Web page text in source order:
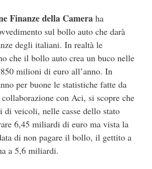
Finanze della Camera ha
sul bollo auto che darà
degli italiani. In realtà le
che il bollo auto crea un buco nelle
milioni di euro all’anno. In
per buone le statistiche fatte da
con Aci, si scopre che
veicoli, nelle casse dello stato
6,45 miliardi di euro ma vista la
di non pagare il bollo, il gettito a
a 5,6 miliardi.